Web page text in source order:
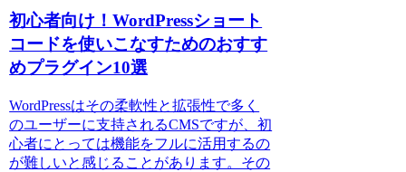
初心者向け！WordPressショート
コードを使いこなすためのおすす
めプラグイン10選
WordPressはその柔軟性と拡張性で多く
のユーザーに支持されるCMSですが、初
心者にとっては機能をフルに活用するの
が難しいと感じることがあります。その